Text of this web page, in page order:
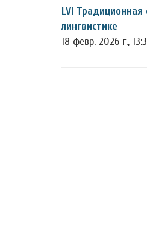
LVI
лингвистике
18 февр. 2026 г.,